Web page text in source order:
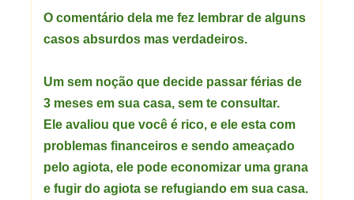
O comentário dela me fez lembrar de alguns
casos absurdos mas verdadeiros.
Um sem noção que decide passar férias de
3 meses em sua casa, sem te consultar.
Ele avaliou que você é rico, e ele esta com
problemas financeiros e sendo ameaçado
pelo agiota, ele pode economizar uma grana
e fugir do agiota se refugiando em sua casa.